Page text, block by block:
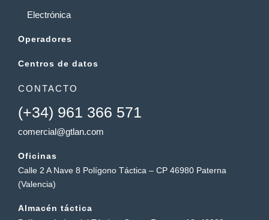
Electrónica
Operadores
Centros de datos
CONTACTO
(+34) 961 366 571
comercial@gtlan.com
Oficinas
Calle 2 A Nave 8 Polígono Táctica – CP 46980 Paterna
(Valencia)
Almacén táctica